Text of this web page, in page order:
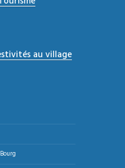
au village